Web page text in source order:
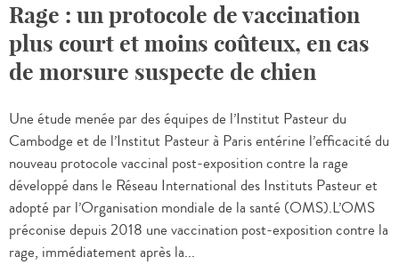
Rage : un protocole de vaccination
plus court et moins coûteux, en cas
de morsure suspecte de chien
Une étude menée par des équipes de l’Institut Pasteur du
Cambodge et de l’Institut Pasteur à Paris entérine l’efficacité du
nouveau protocole vaccinal post-exposition contre la rage
développé dans le Réseau International des Instituts Pasteur et
adopté par l’Organisation mondiale de la santé (OMS).L’OMS
préconise depuis 2018 une vaccination post-exposition contre la
rage, immédiatement après la...